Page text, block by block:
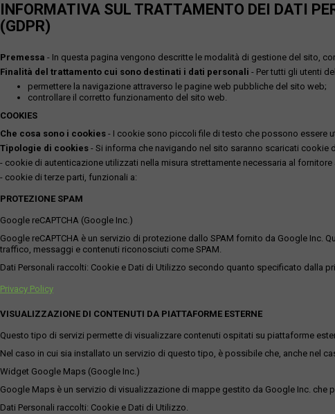
INFORMATIVA SUL TRATTAMENTO DEI DATI
(GDPR)
Premessa - In questa pagina vengono descritte le modalità di gestione del sito,
Finalità del trattamento cui sono destinati i dati personali - Per tutti gli utenti
permettere la navigazione attraverso le pagine web pubbliche del sito web;
controllare il corretto funzionamento del sito web.
COOKIES
Che cosa sono i cookies - I cookie sono piccoli file di testo che possono essere
Tipologie di cookies - Si informa che navigando nel sito saranno scaricati cookie
- cookie di autenticazione utilizzati nella misura strettamente necessaria al
- cookie di terze parti, funzionali a:
PROTEZIONE SPAM
Google reCAPTCHA (Google Inc.)
Google reCAPTCHA è un servizio di protezione dallo SPAM fornito da Google
traffico, messaggi e contenuti riconosciuti come SPAM.
Dati Personali raccolti: Cookie e Dati di Utilizzo secondo quanto specificato dalla
Privacy Policy
VISUALIZZAZIONE DI CONTENUTI DA PIATTAFORME ESTERNE
Questo tipo di servizi permette di visualizzare contenuti ospitati su piattaforme
Nel caso in cui sia installato un servizio di questo tipo, è possibile che, anche nel
Widget Google Maps (Google Inc.)
Google Maps è un servizio di visualizzazione di mappe gestito da Google Inc.
Dati Personali raccolti: Cookie e Dati di Utilizzo.